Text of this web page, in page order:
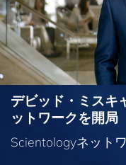
デビッド・ミスキ
ットワークを開局
Scientologyネット